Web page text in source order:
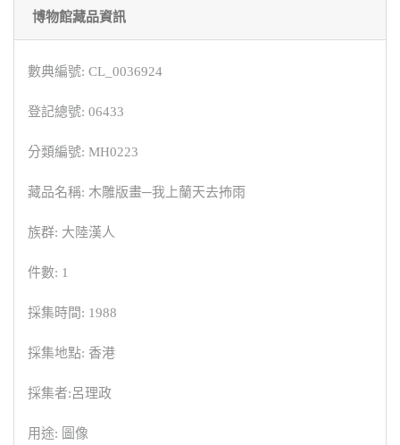
博物館藏品資訊
數典編號: CL_0036924
登記總號: 06433
分類編號: MH0223
藏品名稱: 木雕版畫─我上蘭天去抪雨
族群: 大陸漢人
件數: 1
採集時間: 1988
採集地點: 香港
採集者:呂理政
用途: 圖像